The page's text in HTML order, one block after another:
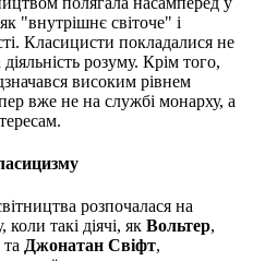
"внутрішнє світоче" і
Класицисти покладалися не
розуму. Крім того,
високим рівнем
вже не на службі монарху, а
розпочалася на
такі діячі, як Вольтер,
та Джонатан Свіфт,